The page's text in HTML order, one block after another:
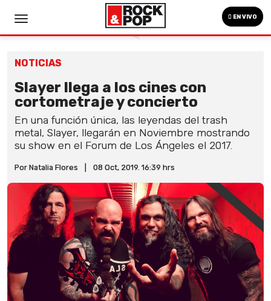
EN VIVO
NOTICIAS
Slayer llega a los cines con
cortometraje y concierto
En una función única, las leyendas del trash
metal, Slayer, llegarán en Noviembre mostrando
su show en el Forum de Los Ángeles el 2017.
Por Natalia Flores 08 Oct, 2019. 16:39 hrs